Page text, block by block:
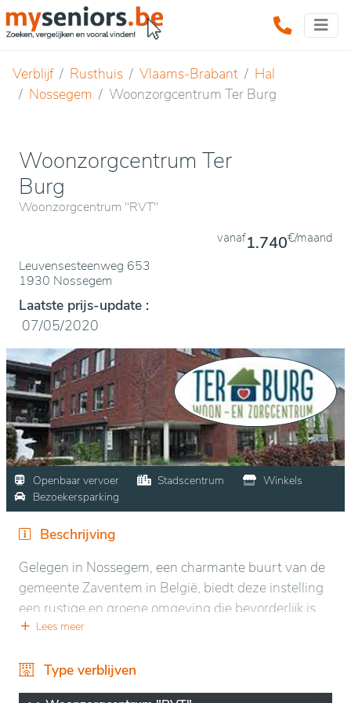
Verblijf Rusthuis Vlaams-Brabant
Hal
Nossegem
Woonzorgcentrum Ter Burg
Woonzorgcentrum Ter
Burg
Woonzorgcentrum "RVT"
Leuvensesteenweg 653
1930 Nossegem
vanaf1.740€/maand
Laatste prijs-update :
07/05/2020
Openbaar vervoer Stadscentrum
Winkels
Bezoekersparking
Beschrijving
Gelegen in Nossegem, een charmante buurt van de
gemeente Zaventem in België, biedt deze instelling
een rustige en groene omgeving die bevorderlijk is
voor welzijn. Het ligt dicht bij de natuur, wat een
regio is goed bereikbaar met het openbaar vervoer,
wat de toegang tot Brussel en de omgeving
Lees meer
Type verblijven